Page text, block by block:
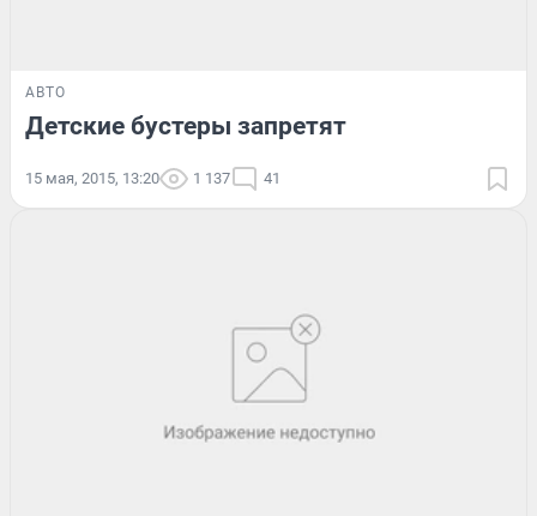
АВТО
Детские бустеры запретят
15 мая, 2015, 13:20 1 137 41